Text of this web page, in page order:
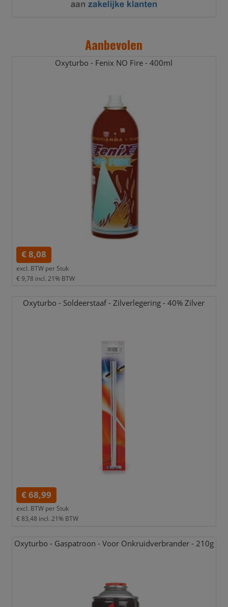
Aanbevolen
Oxyturbo - Fenix NO Fire - 400ml
€ 8,08
excl. BTW per Stuk
€ 9,78 incl. 21% BTW
Oxyturbo - Soldeerstaaf - Zilverlegering - 40% Zilver
€ 68,99
excl. BTW per Stuk
€ 83,48 incl. 21% BTW
Oxyturbo - Gaspatroon - Voor Onkruidverbrander - 210g